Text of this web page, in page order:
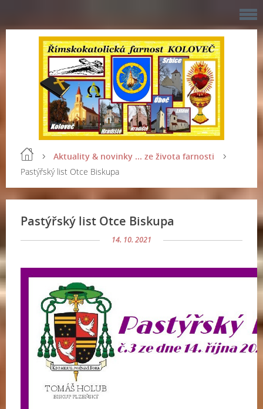
Aktuality & novinky ... ze života farnosti
Pastýřský list Otce Biskupa
Pastýřský list Otce Biskupa
14. 10. 2021